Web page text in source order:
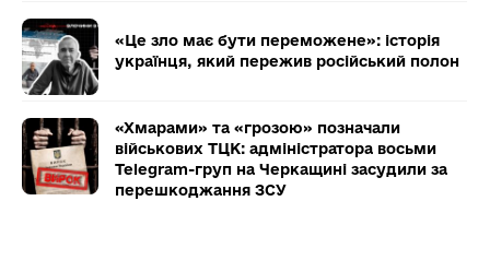
«Це зло має бути переможене»: історія
українця, який пережив російський полон
«Хмарами» та «грозою» позначали
військових ТЦК: адміністратора восьми
Telegram-груп на Черкащині засудили за
перешкоджання ЗСУ